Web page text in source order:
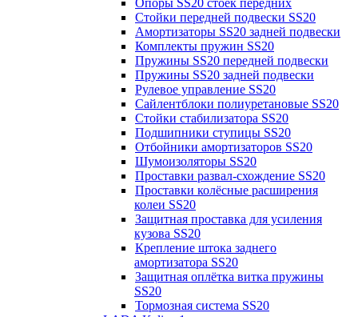
Опоры SS20 стоек передних
Стойки передней подвески SS20
Амортизаторы SS20 задней подвески
Комплекты пружин SS20
Пружины SS20 передней подвески
Пружины SS20 задней подвески
Рулевое управление SS20
Сайлентблоки полиуретановые SS20
Стойки стабилизатора SS20
Подшипники ступицы SS20
Отбойники амортизаторов SS20
Шумоизоляторы SS20
Проставки развал-схождение SS20
Проставки колёсные расширения
колеи SS20
Защитная проставка для усиления
кузова SS20
Крепление штока заднего
амортизатора SS20
Защитная оплётка витка пружины
SS20
Тормозная система SS20